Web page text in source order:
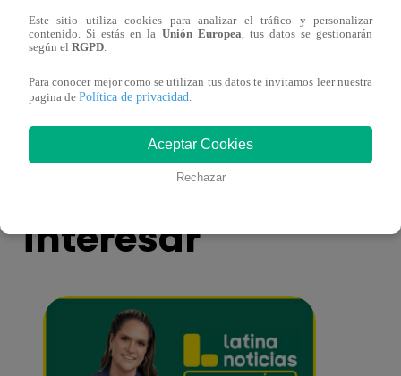
Sofía Franco ocasiona triple choque en
También te puede
interesar
Este sitio utiliza cookies para analizar el tráfico y personalizar
contenido. Si estás en la Unión Europea , tus datos se gestionarán
según el RGPD
Para conocer mejor como se utilizan tus datos te invitamos leer nuestra
pagina de Política de privacidad
Aceptar Cookies
Rechazar